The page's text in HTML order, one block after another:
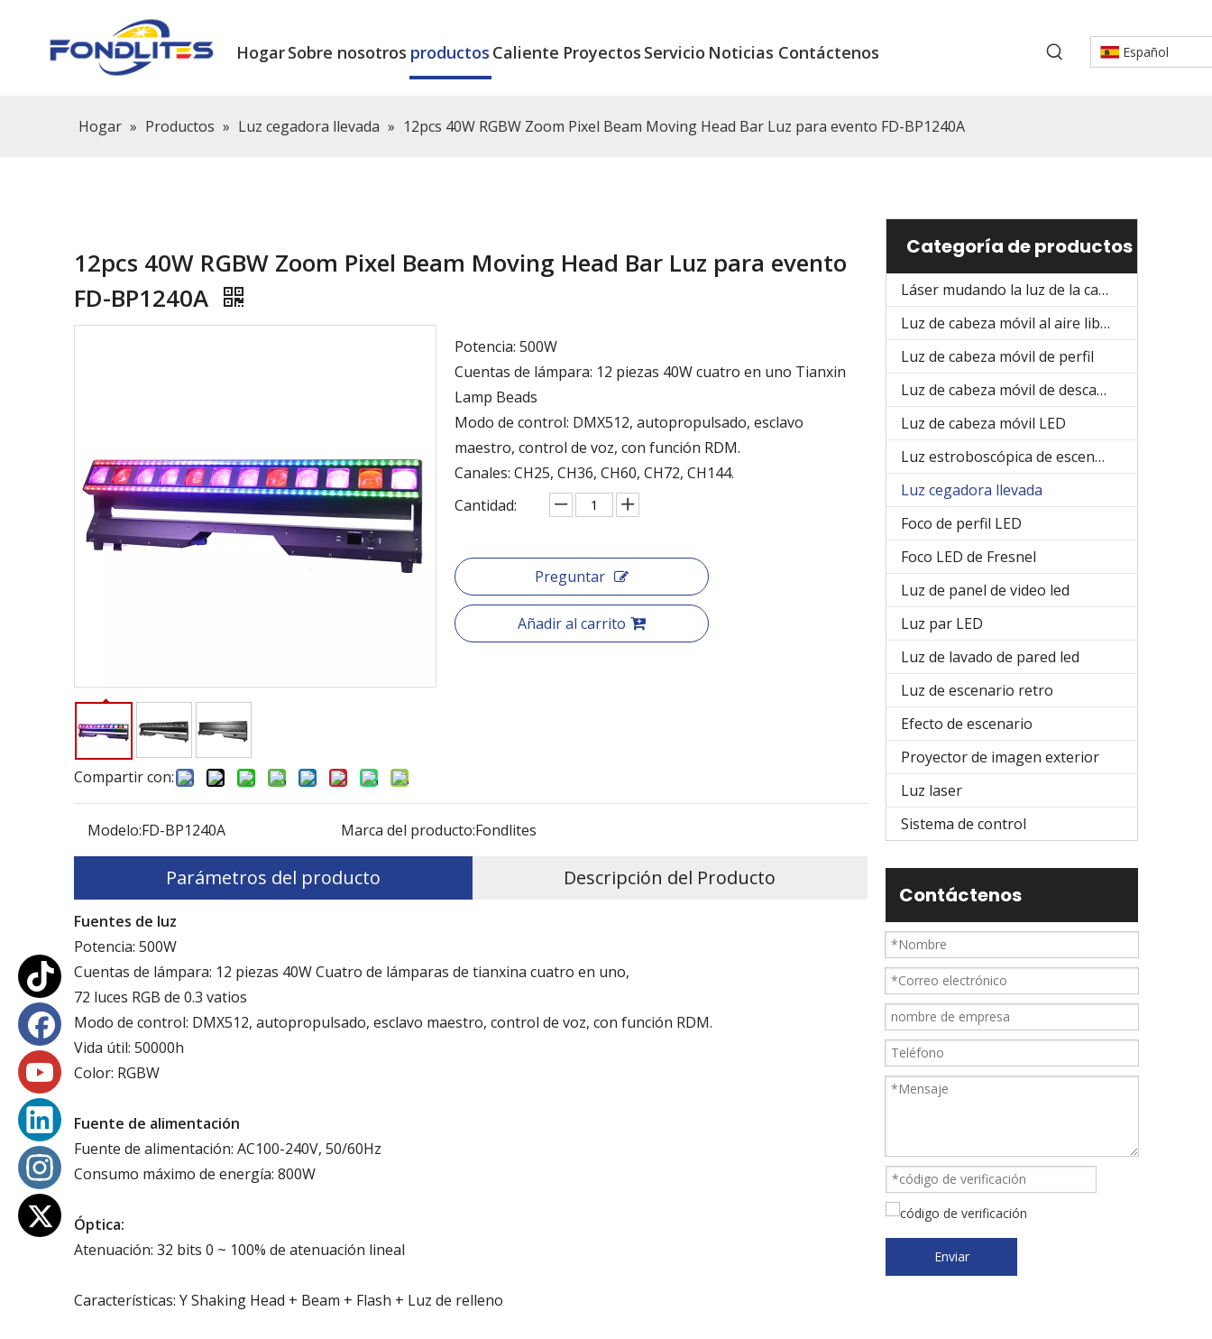
HogarSobre nosotros productos Caliente Proyectos Servicio Noticias Contáctenos Español
Hogar » Productos » Luz cegadora llevada » 12pcs 40W RGBW Zoom Pixel Beam Moving Head Bar Luz para evento FD-BP1240A
12pcs 40W RGBW Zoom Pixel Beam Moving Head Bar Luz para evento
FD-BP1240A
Compartir con:
Potencia: 500W
Cuentas de lámpara: 12 piezas 40W cuatro en uno Tianxin
Lamp Beads
Modo de control: DMX512, autopropulsado, esclavo
maestro, control de voz, con función RDM.
Canales: CH25, CH36, CH60, CH72, CH144.
Cantidad:
Preguntar
Añadir al carrito
Modelo:FD-BP1240A Marca del producto:Fondlites
Parámetros del producto Descripción del Producto
Fuentes de luz
Potencia: 500W
Cuentas de lámpara: 12 piezas 40W Cuatro de lámparas de tianxina cuatro en uno,
72 luces RGB de 0.3 vatios
Modo de control: DMX512, autopropulsado, esclavo maestro, control de voz, con función RDM.
Vida útil: 50000h
Color: RGBW
Fuente de alimentación
Fuente de alimentación: AC100-240V, 50/60Hz
Consumo máximo de energía: 800W
Óptica:
Atenuación: 32 bits 0 ~ 100% de atenuación lineal
Características: Y Shaking Head + Beam + Flash + Luz de relleno
Categoría de productos
Láser mudando la luz de la cabeza
Luz de cabeza móvil al aire libre
Luz de cabeza móvil de perfil
Luz de cabeza móvil de descarga
Luz de cabeza móvil LED
Luz estroboscópica de escenario
Luz cegadora llevada
Foco de perfil LED
Foco LED de Fresnel
Luz de panel de video led
Luz par LED
Luz de lavado de pared led
Luz de escenario retro
Efecto de escenario
Proyector de imagen exterior
Luz laser
Sistema de control
Contáctenos
Enviar